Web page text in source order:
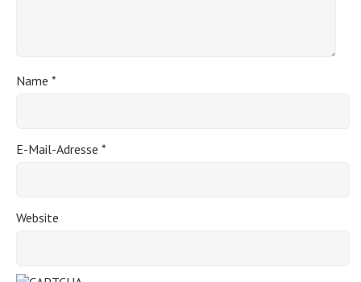
Name *
E-Mail-Adresse *
Website